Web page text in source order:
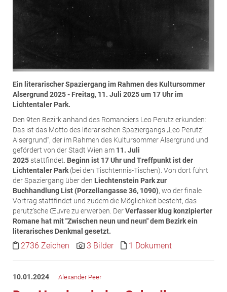
Ein literarischer Spaziergang im Rahmen des Kultursommer
Alsergrund 2025 - Freitag, 11. Juli 2025 um 17 Uhr im
Lichtentaler Park.
Den 9ten Bezirk anhand des Romanciers Leo Perutz erkunden:
Das ist das Motto des literarischen Spaziergangs „Leo Perutz‘
Alsergrund“, der im Rahmen des Kultursommer Alsergrund und
gefördert von der Stadt Wien am 11. Juli
2025 stattfindet. Beginn ist 17 Uhr und Treffpunkt ist der
Lichtentaler Park(bei den Tischtennis-Tischen). Von dort führt
der Spaziergang über den Liechtenstein Park zur
Buchhandlung List (Porzellangasse 36, 1090), wo der finale
Vortrag stattfindet und zudem die Möglichkeit besteht, das
perutz’sche Œuvre zu erwerben. DerVerfasser klug konzipierter
Romane hat mit "Zwischen neun und neun" dem Bezirk ein
literarisches Denkmal gesetzt.
2736 Zeichen 3 Bilder 1 Dokument
10.01.2024 Alexander Peer